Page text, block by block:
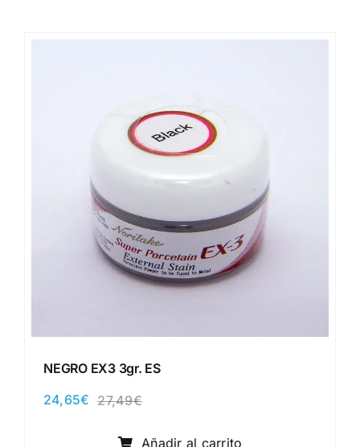
NEGRO EX3 3gr. ES
27,49€El
original
24,65€
El
actual
Añadir al carrito